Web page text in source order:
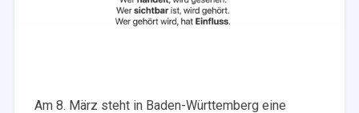
Am 8. März steht in Baden-Württemberg eine